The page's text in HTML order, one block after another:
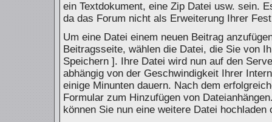
ein Textdokument, eine Zip Datei usw. sein.
da das Forum nicht als Erweiterung Ihrer
Um eine Datei einem neuen Beitrag
Beitragsseite, wählen die Datei, die Sie von
Speichern ]. Ihre Datei wird nun auf den
abhängig von der Geschwindigkeit Ihrer
einige Minunten dauern. Nach dem
Formular zum Hinzufügen von
können Sie nun eine weitere Datei